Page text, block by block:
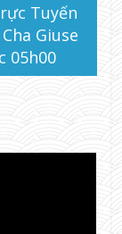
Tuyến
Giuse
05h00